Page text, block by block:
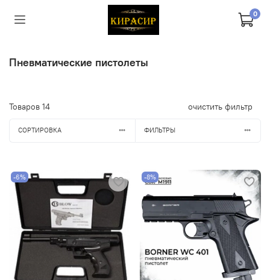
0
Пневматические пистолеты
Товаров 14 очистить фильтр
СОРТИРОВКА ФИЛЬТРЫ
-6% -8%